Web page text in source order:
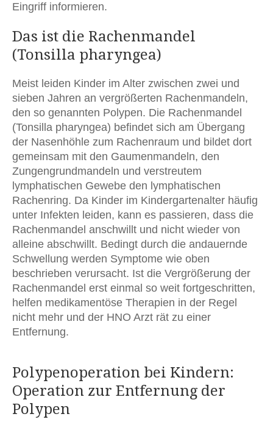
Eingriff informieren.
Das ist die Rachenmandel
(Tonsilla pharyngea)
Meist leiden Kinder im Alter zwischen zwei und
sieben Jahren an vergrößerten Rachenmandeln,
den so genannten Polypen. Die Rachenmandel
(Tonsilla pharyngea) befindet sich am Übergang
der Nasenhöhle zum Rachenraum und bildet dort
gemeinsam mit den Gaumenmandeln, den
Zungengrundmandeln und verstreutem
lymphatischen Gewebe den lymphatischen
Rachenring. Da Kinder im Kindergartenalter häufig
unter Infekten leiden, kann es passieren, dass die
Rachenmandel anschwillt und nicht wieder von
alleine abschwillt. Bedingt durch die andauernde
Schwellung werden Symptome wie oben
beschrieben verursacht. Ist die Vergrößerung der
Rachenmandel erst einmal so weit fortgeschritten,
helfen medikamentöse Therapien in der Regel
nicht mehr und der HNO Arzt rät zu einer
Entfernung.
Polypenoperation bei Kindern:
Operation zur Entfernung der
Polypen